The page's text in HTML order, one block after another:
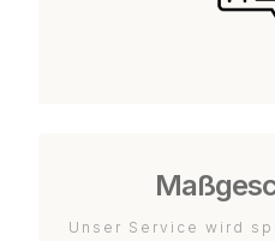
Unser Service wird